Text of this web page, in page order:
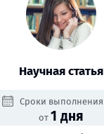
Научная статья
Сроки выполнения
от 1 дня